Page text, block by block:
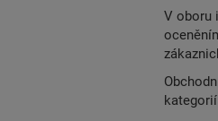
V oboru